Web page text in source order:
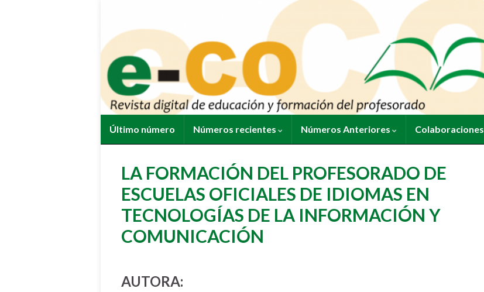
Último número Números recientes Números Anteriores Colaboraciones
LA FORMACIÓN DEL PROFESORADO DE
ESCUELAS OFICIALES DE IDIOMAS EN
TECNOLOGÍAS DE LA INFORMACIÓN Y
COMUNICACIÓN
AUTORA: